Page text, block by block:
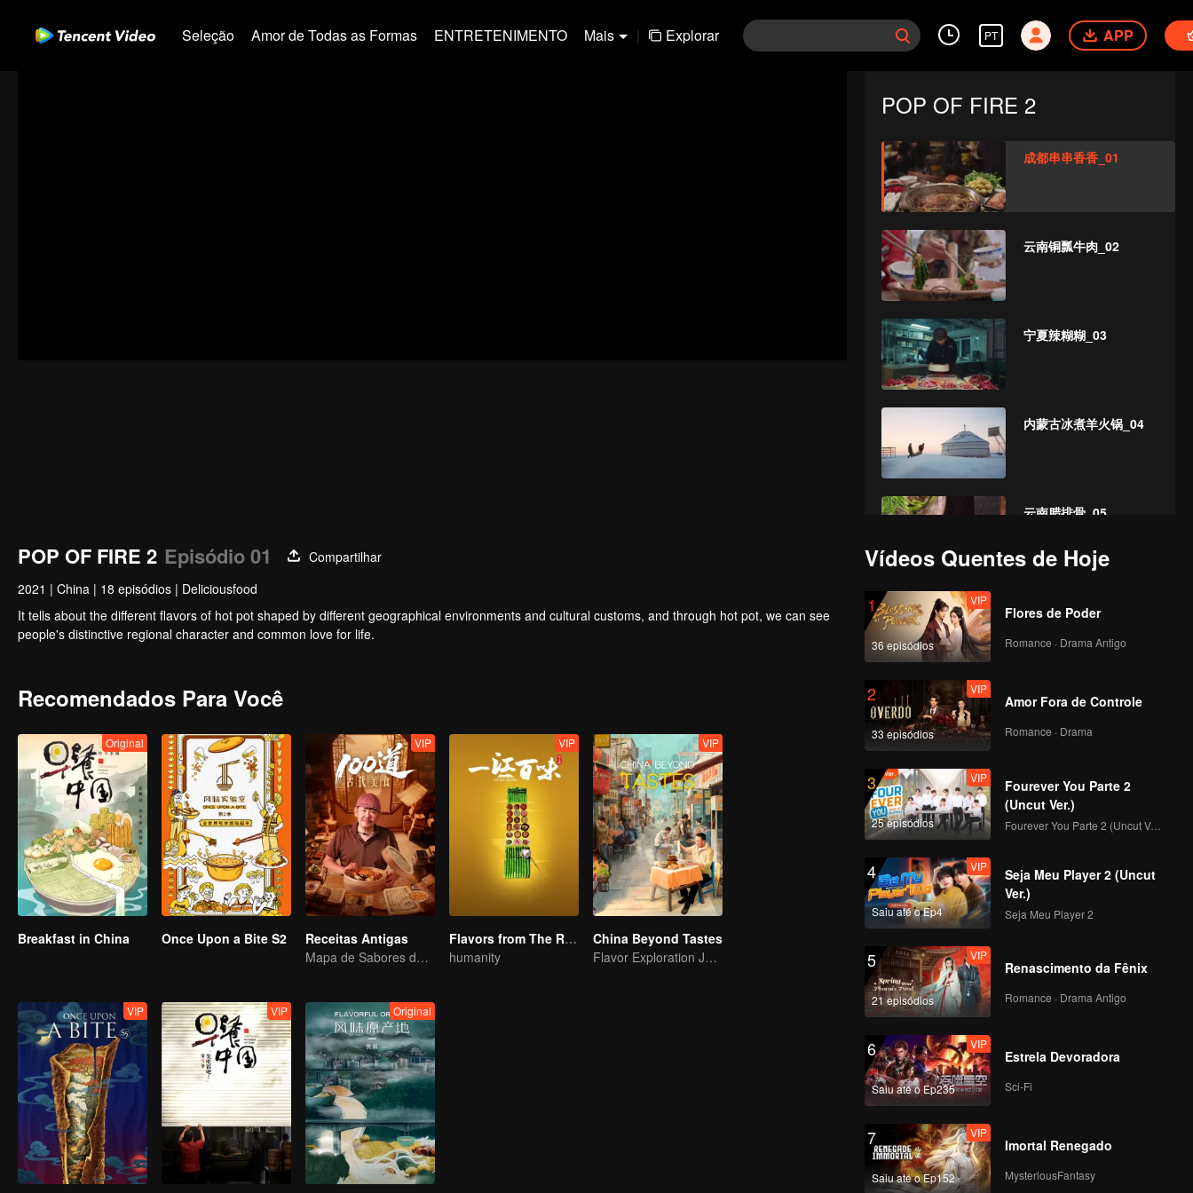
Seleção Amor de Todas as Formas ENTRETENIMENTO Mais | Explorar PT APP
POP OF FIRE 2
成都串串香香_01
云南铜瓢牛肉_02
宁夏辣糊糊_03
内蒙古冰煮羊火锅_04
云南腊排骨_05
广西恭城油茶火锅_08
广东潮汕卤水火锅_09
POP OF FIRE 2 Episódio 01
Compartilhar
2021 | China | 18 episódios | Deliciousfood
It tells about the different flavors of hot pot shaped by different geographical environments and cultural customs, and through hot pot, we can see
people's distinctive regional character and common love for life.
Recomendados Para Você
Original
Breakfast in China Once Upon a Bite S2
VIP
Receitas Antigas
Mapa de Sabores da China
VIP
Flavors from The River
humanity
VIP
China Beyond Tastes
Flavor Exploration Journey of Chen Xiaoqing
VIP VIP Original
Vídeos Quentes de Hoje
1
36 episódios
VIP
Flores de Poder
Romance · Drama Antigo
2
33 episódios
VIP
Amor Fora de Controle
Romance · Drama
3
25 episódios
VIP
Fourever You Parte 2
(Uncut Ver.)
Fourever You Parte 2 (Uncut Ver.)
4
Saiu até o Ep4
VIP
Seja Meu Player 2 (Uncut
Ver.)
Seja Meu Player 2
5
21 episódios
VIP
Renascimento da Fênix
Romance · Drama Antigo
6
Saiu até o Ep235
VIP
Estrela Devoradora
Sci-Fi
7
Saiu até o Ep152
VIP
Imortal Renegado
MysteriousFantasy